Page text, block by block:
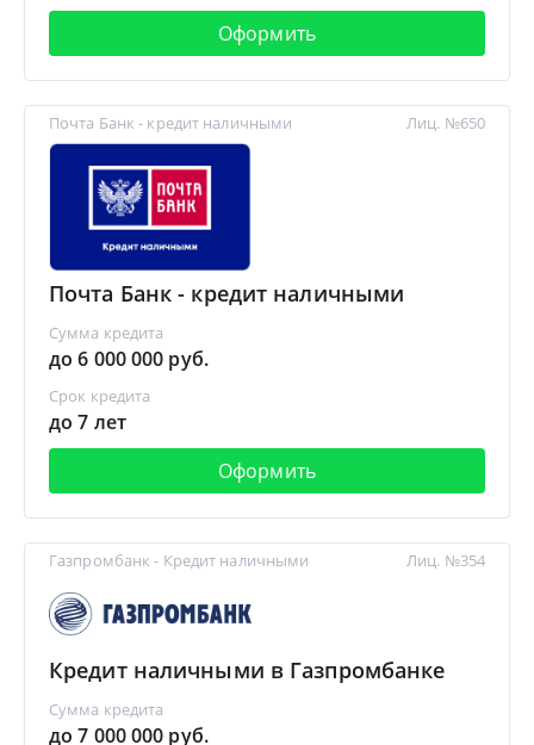
Оформить
Почта Банк - кредит наличными
Почта Банк - кредит наличными
Сумма кредита
до 6 000 000 руб.
Срок кредита
до 7 лет
Оформить
Лиц. №650
Газпромбанк - Кредит наличными
Кредит наличными в Газпромбанке
Сумма кредита
до 7 000 000 руб.
Лиц. №354